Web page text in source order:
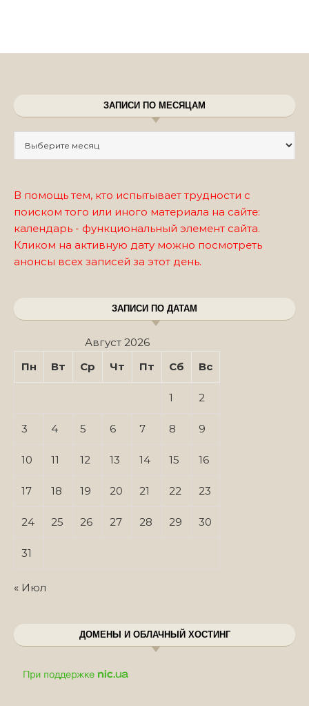
ЗАПИСИ ПО МЕСЯЦАМ
В помощь тем, кто испытывает трудности с
поиском того или иного материала на сайте:
календарь - функциональный элемент сайта.
Кликом на активную дату можно посмотреть
анонсы всех записей за этот день.
ЗАПИСИ ПО ДАТАМ
Август 2026
Пн
Вт Ср Чт Пт Сб Вс
1 2
3 4 5 6 7 8 9
10 11 12 13 14 15 16
17 18 19 20 21 22 23
24 25 26 27 28 29 30
31
« Июл
ДОМЕНЫ И ОБЛАЧНЫЙ ХОСТИНГ